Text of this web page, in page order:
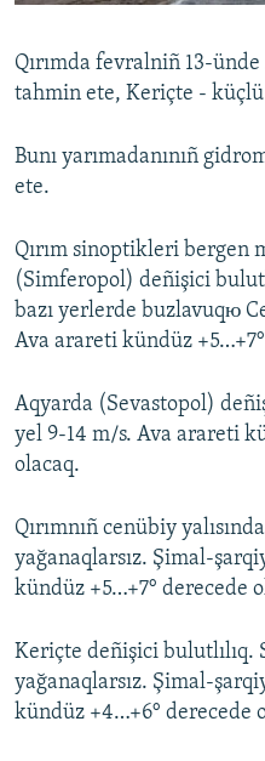
Українською
QOŞULIÑIZ!
RFE/RS bütün saytları
Qırımda fevralniñ 13-
tahmin ete, Keriçte -
Bunı yarımadanınıñ
ete.
Qırım sinoptikleri bergen
(Simferopol) deñişici
bazı yerlerde buzlavuqю
Ava arareti kündüz
Aqyarda (Sevastopol)
yel 9-14 m/s. Ava arareti
olacaq.
Qırımnıñ cenübiy
yağanaqlarsız. Şimal-
kündüz +5…+7° derecede
Keriçte deñişici bulutlılıq.
yağanaqlarsız. Şimal-
kündüz +4…+6° derecede